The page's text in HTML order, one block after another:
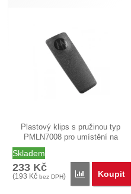
Plastový klips s pružinou typ
PMLN7008 pro umístění na
Skladem
233 Kč
(193 Kč bez DPH) Porovnat
Koupit